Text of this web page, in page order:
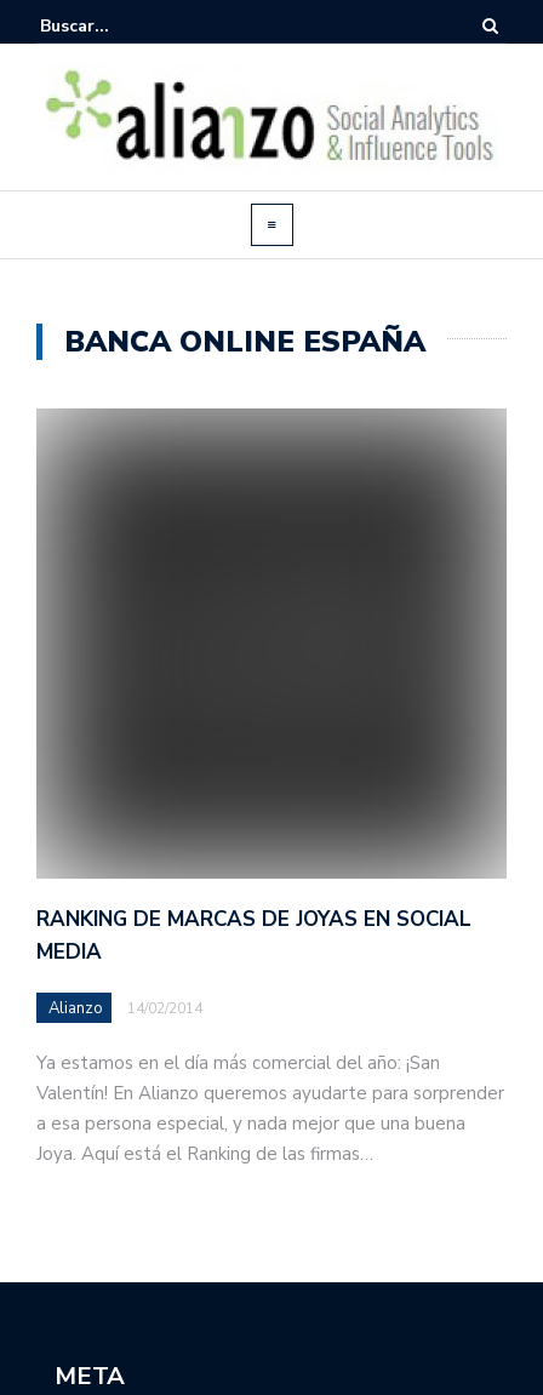
BANCA ONLINE ESPAÑA
RANKING DE MARCAS DE JOYAS EN SOCIAL
MEDIA
Alianzo 14/02/2014
Ya estamos en el día más comercial del año: ¡San
Valentín! En Alianzo queremos ayudarte para sorprender
a esa persona especial, y nada mejor que una buena
Joya. Aquí está el Ranking de las firmas…
META